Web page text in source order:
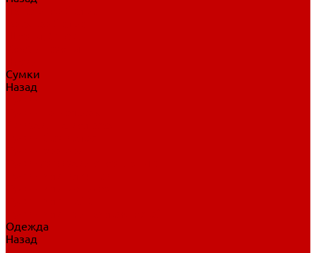
Сумки
Назад
Одежда
Назад